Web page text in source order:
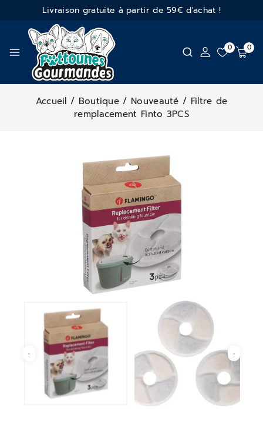
Livraison gratuite à partir de 59€ d'achat !
0 0
Accueil / Boutique / Nouveauté / Filtre de
remplacement Finto 3PCS